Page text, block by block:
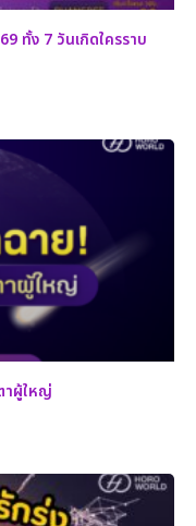
ทั้ง 7 วันเกิดใครราบ
าผู้ใหญ่